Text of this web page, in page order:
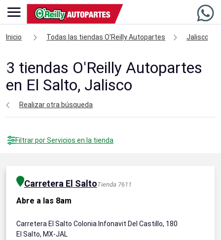
Inicio Todas las tiendas O'Reilly Autopartes Jalisco
3 tiendas O'Reilly Autopartes
en El Salto, Jalisco
Realizar otra búsqueda
Filtrar por Servicios en la tienda
Carretera El SaltoTienda 7611
Abre a las 8am
Carretera El Salto Colonia Infonavit Del Castillo, 180
El Salto, MX-JAL